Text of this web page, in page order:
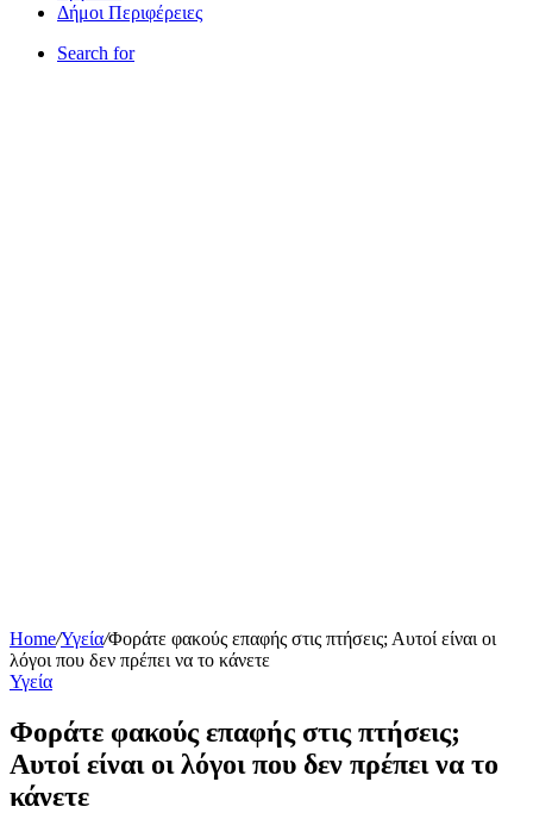
Δήμοι Περιφέρειες
Search for
Home/Υγεία/Φοράτε φακούς επαφής στις πτήσεις; Αυτοί είναι οι
λόγοι που δεν πρέπει να το κάνετε
Υγεία
Φοράτε φακούς επαφής στις πτήσεις;
Αυτοί είναι οι λόγοι που δεν πρέπει να το
κάνετε